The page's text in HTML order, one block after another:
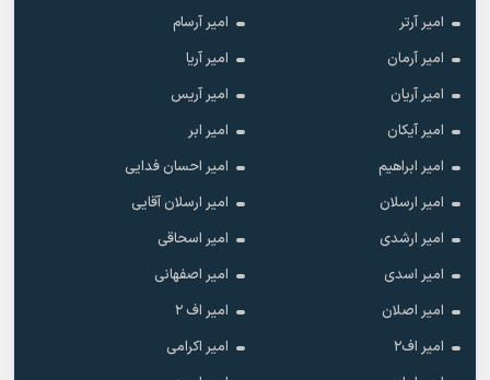
امیر آرتر
امیر آرسام
امیر آرمان
امیر آریا
امیر آریان
امیر آریس
امیر آیکان
امیر ابر
امیر ابراهیم
امیر احسان فدایی
امیر ارسلان
امیر ارسلان آقایی
امیر ارشدی
امیر اسحاقی
امیر اسدی
امیر اصفهانی
امیر اصلان
امیر اف ۲
امیر اف۲
امیر اکرامی